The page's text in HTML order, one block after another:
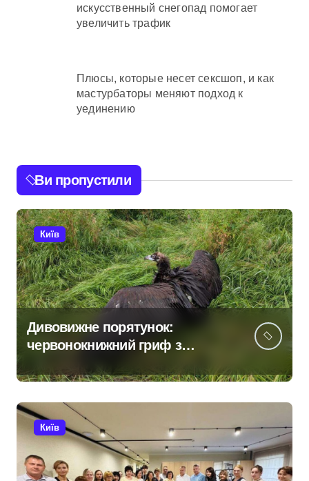
искусственный снегопад помогает
увеличить трафик
Плюсы, которые несет сексшоп, и как
мастурбаторы меняют подход к
уединению
Ви пропустили
Київ
Дивовижне порятунок:
червонокнижний гриф з
after мандрівки на Київщині
Київ